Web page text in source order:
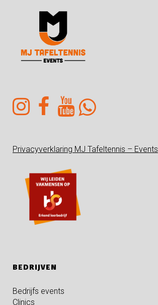
Privacyverklaring MJ Tafeltennis – Events
BEDRIJVEN
Bedrijfs events
Clinics